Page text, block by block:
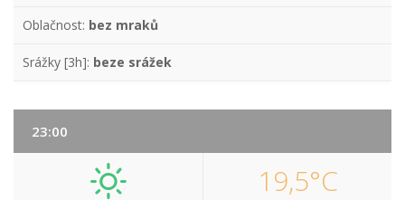
Oblačnost: bez mraků
Srážky [3h]: beze srážek
23:00
19,5°C